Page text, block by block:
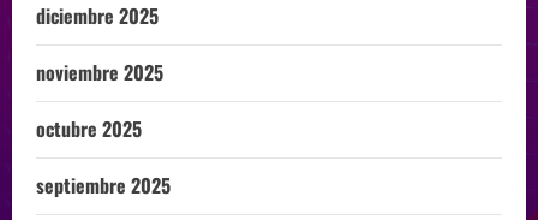
diciembre 2025
noviembre 2025
octubre 2025
septiembre 2025